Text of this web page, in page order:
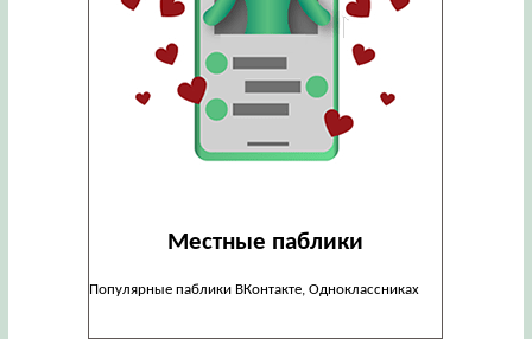
Местные паблики
Популярные паблики ВКонтакте, Одноклассниках